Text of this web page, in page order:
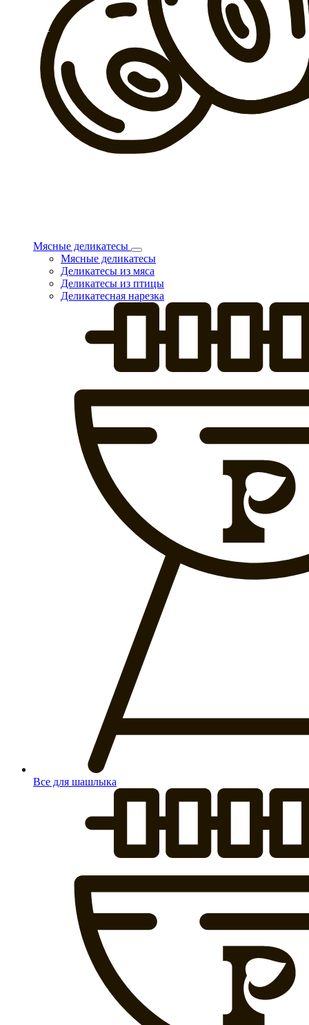
Мясные деликатесы
Мясные деликатесы
Деликатесы из мяса
Деликатесы из птицы
Деликатесная нарезка
Все для шашлыка